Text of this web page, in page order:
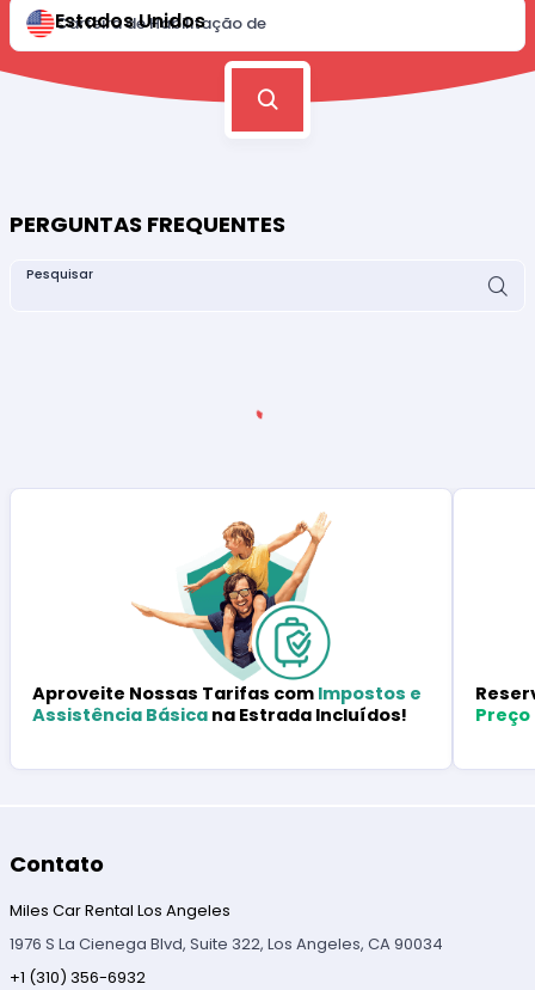
Carteira de Habilitação de
Estados Unidos
PERGUNTAS FREQUENTES
Pesquisar
Aproveite Nossas Tarifas com Impostos e
Assistência Básica na Estrada Incluídos!
Preço
Contato
Miles Car Rental Los Angeles
1976 S La Cienega Blvd, Suite 322, Los Angeles, CA 90034
+1 (310) 356-6932